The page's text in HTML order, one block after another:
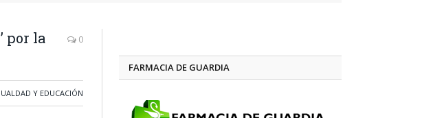
por la
0
Y EDUCACIÓN
FARMACIA DE GUARDIA